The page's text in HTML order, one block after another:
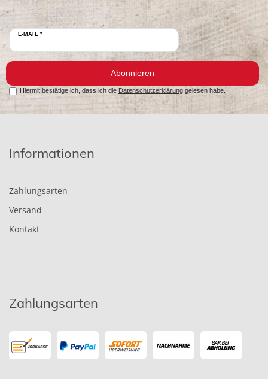
E-MAIL *
Abonnieren
Hiermit bestätige ich, dass ich die Datenschutzerklärunggelesen habe.
Informationen
Zahlungsarten
Versand
Kontakt
Zahlungsarten